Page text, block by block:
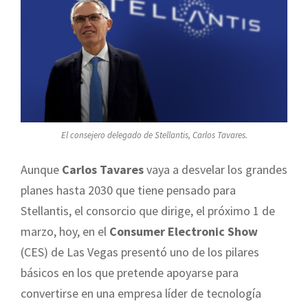
El consejero delegado de Stellantis, Carlos Tavares.
Aunque Carlos Tavaresvaya a desvelar los grandes
planes hasta 2030 que tiene pensado para
Stellantis, el consorcio que dirige, el próximo 1 de
marzo, hoy, en el Consumer Electronic Show
(CES) de Las Vegas presentó uno de los pilares
básicos en los que pretende apoyarse para
convertirse en una empresa líder de tecnología